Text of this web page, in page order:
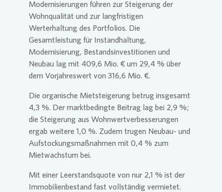
Modernisierungen führen zur Steigerung der
Wohnqualität und zur langfristigen
Werterhaltung des Portfolios. Die
Gesamtleistung für Instandhaltung,
Modernisierung, Bestandsinvestitionen und
Neubau lag mit 409,6 Mio. € um 29,4 % über
dem Vorjahreswert von 316,6 Mio. €.
Die organische Mietsteigerung betrug insgesamt
4,3 %. Der marktbedingte Beitrag lag bei 2,9 %;
die Steigerung aus Wohnwertverbesserungen
ergab weitere 1,0 %. Zudem trugen Neubau- und
Aufstockungsmaßnahmen mit 0,4 % zum
Mietwachstum bei.
Mit einer Leerstandsquote von nur 2,1 % ist der
Immobilienbestand fast vollständig vermietet.